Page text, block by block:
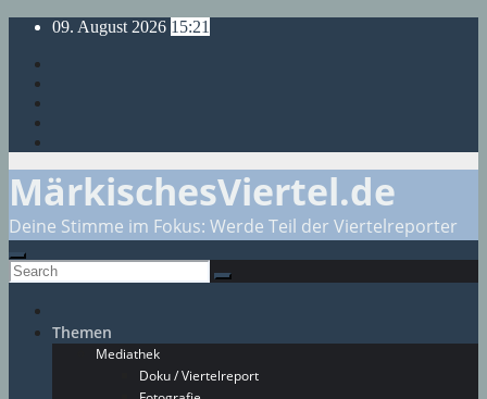
Skip
content
09. August 2026 15:21
MärkischesViertel.de
Deine Stimme im Fokus: Werde Teil der Viertelreporter
Themen
Mediathek
Doku / Viertelreport